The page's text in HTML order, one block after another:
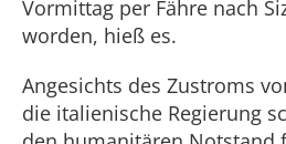
Vormittag per Fähre nach
worden, hieß es.
Angesichts des Zustroms
die italienische Regierung